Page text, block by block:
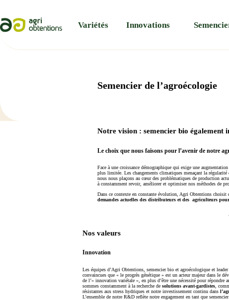
Variétés Innovations
Semencier de l’agroécologie
Notre vision : semencier bio également
Le choix que nous faisons pour l’avenir de notre
Face à une croissance démographique qui exige une
plus limitée. Les changements climatiques menaçant la
nous nous plaçons au cœur des problématiques de production
à constamment revoir, améliorer et optimiser nos méthodes de
Dans ce contexte en constante évolution, Agri Obtentions
demandes actuelles des distributeurs et des agriculteurs
Nos valeurs
Innovation
Les équipes d’Agri Obtentions, semencier bio et agroécologique et
convaincues que « le progrès génétique » est un acteur majeur dans le
de l’« innovation variétale », en plus d’être une nécessité pour répondre
sommes constamment à la recherche de solutions avant-gardistes ,
résistantes aux stress hydriques et notre investissement continu dans
L’ensemble de notre R&D reflète notre engagement en tant que